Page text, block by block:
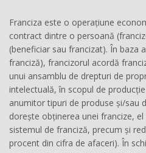
Franciza este o operațiune
contract dintre o persoană
(beneficiar sau francizat). În baza
franciză), francizorul acordă
unui ansamblu de drepturi de
intelectuală, în scopul de
anumitor tipuri de produse și/sau
dorește obținerea unei francize,
sistemul de franciză, precum și
procent din cifra de afaceri). În